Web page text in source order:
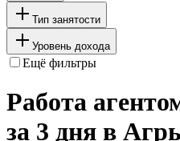
Тип занятости
Уровень дохода
Ещё фильтры
Работа
за 3 дня в